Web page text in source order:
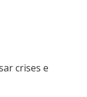
crises e